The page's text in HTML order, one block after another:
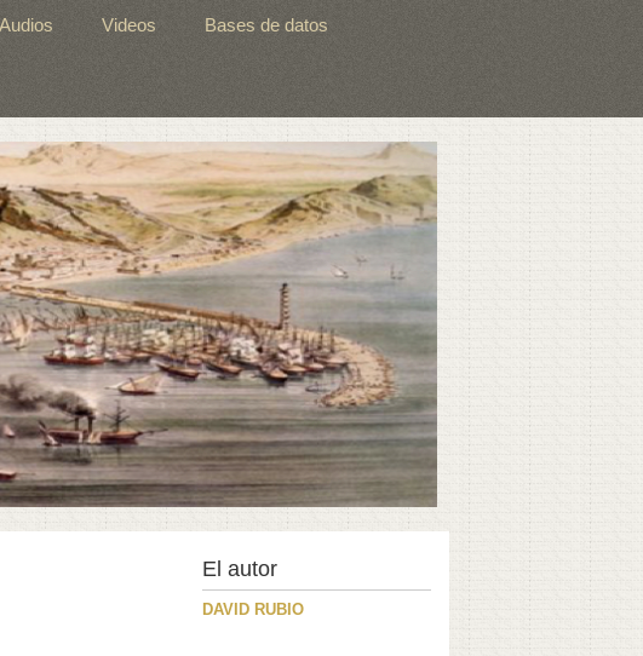
Audios Videos Bases de datos
El autor
DAVID RUBIO